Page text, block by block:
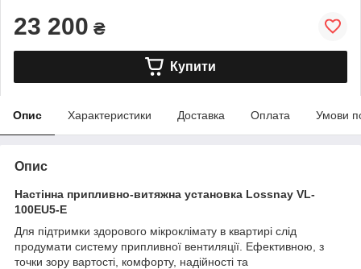
23 200 ₴
Купити
Опис Характеристики Доставка Оплата Умови
Опис
Настінна припливно-витяжна установка Lossnay VL-
100EU5-E
Для підтримки здорового мікроклімату в квартирі слід
продумати систему припливної вентиляції. Ефективною, з
точки зору вартості, комфорту, надійності та